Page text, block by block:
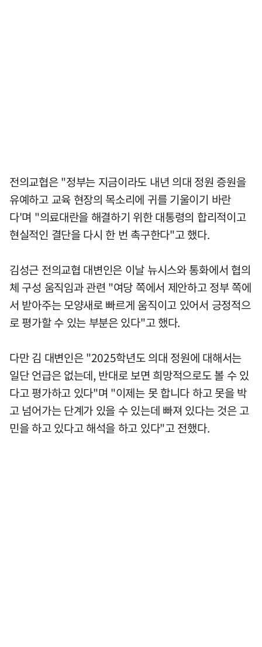
전의교협은 "정부는 지금이라도 내년 의대 정원 증원을
유예하고 교육 현장의 목소리에 귀를 기울이기 바란
다'며 "의료대란을 해결하기 위한 대통령의 합리적이고
현실적인 결단을 다시 한 번 촉구한다"고 했다.
김성근 전의교협 대변인은 이날 뉴시스와 통화에서 협의
체 구성 움직임과 관련 "여당 쪽에서 제안하고 정부 쪽에
서 받아주는 모양새로 빠르게 움직이고 있어서 긍정적으
로 평가할 수 있는 부분은 있다"고 했다.
다만 김 대변인은 "2025학년도 의대 정원에 대해서는
일단 언급은 없는데, 반대로 보면 희망적으로도 볼 수 있
다고 평가하고 있다"며 "이제는 못 합니다 하고 못을 박
고 넘어가는 단계가 있을 수 있는데 빠져 있다는 것은 고
민을 하고 있다고 해석을 하고 있다"고 전했다.